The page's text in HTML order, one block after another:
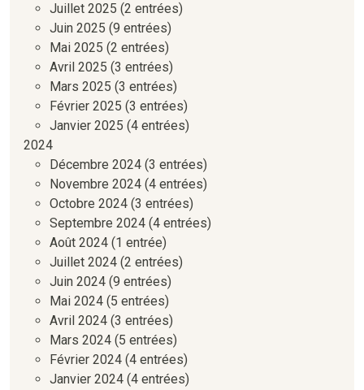
Juillet 2025 (2 entrées)
Juin 2025 (9 entrées)
Mai 2025 (2 entrées)
Avril 2025 (3 entrées)
Mars 2025 (3 entrées)
Février 2025 (3 entrées)
Janvier 2025 (4 entrées)
2024
Décembre 2024 (3 entrées)
Novembre 2024 (4 entrées)
Octobre 2024 (3 entrées)
Septembre 2024 (4 entrées)
Août 2024 (1 entrée)
Juillet 2024 (2 entrées)
Juin 2024 (9 entrées)
Mai 2024 (5 entrées)
Avril 2024 (3 entrées)
Mars 2024 (5 entrées)
Février 2024 (4 entrées)
Janvier 2024 (4 entrées)